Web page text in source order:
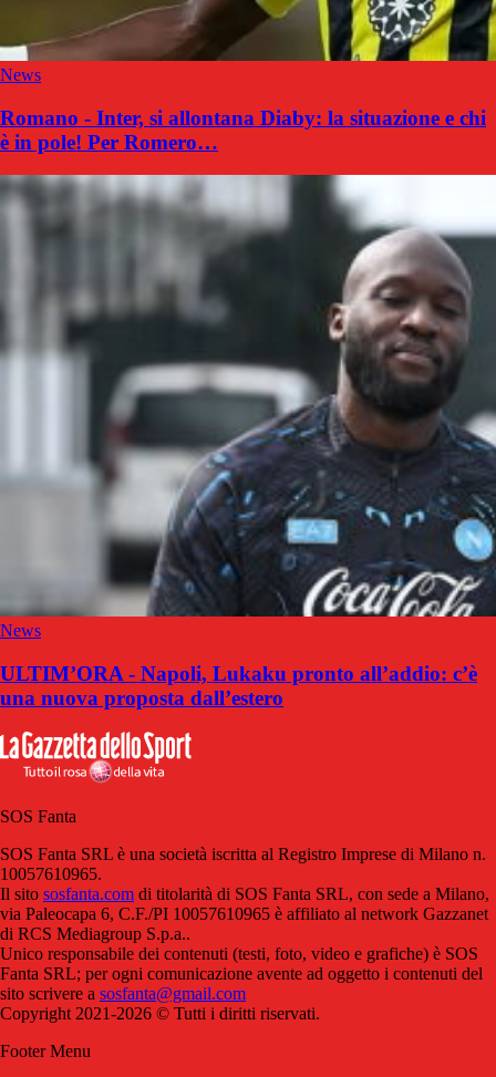
News
Romano - Inter, si allontana Diaby: la situazione e chi
è in pole! Per Romero…
News
ULTIM’ORA - Napoli, Lukaku pronto all’addio: c’è
una nuova proposta dall’estero
SOS Fanta
SOS Fanta SRL è una società iscritta al Registro Imprese di Milano n.
10057610965.
Il sito sosfanta.com di titolarità di SOS Fanta SRL, con sede a Milano,
via Paleocapa 6, C.F./PI 10057610965 è affiliato al network Gazzanet
di RCS Mediagroup S.p.a..
Unico responsabile dei contenuti (testi, foto, video e grafiche) è SOS
Fanta SRL; per ogni comunicazione avente ad oggetto i contenuti del
sito scrivere a sosfanta@gmail.com
Copyright 2021-2026 © Tutti i diritti riservati.
Footer Menu